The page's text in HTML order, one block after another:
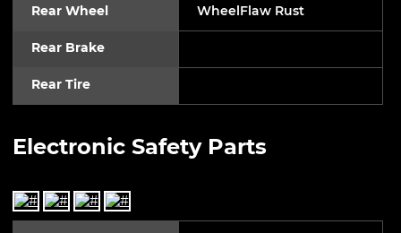
Rear Wheel WheelFlaw Rust
Rear Brake
Rear Tire
Electronic Safety Parts